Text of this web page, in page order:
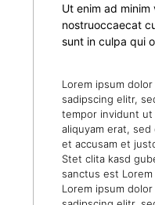
Ut enim ad minim
nostruoccaecat
sunt in culpa qui
Lorem ipsum
sadipscing elitr,
tempor invidunt
aliquyam erat,
et accusam et
Stet clita kasd
sanctus est
Lorem ipsum